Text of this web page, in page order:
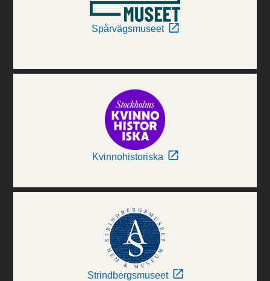
Spårvägsmuseet
Kvinnohistoriska
Strindbergsmuseet